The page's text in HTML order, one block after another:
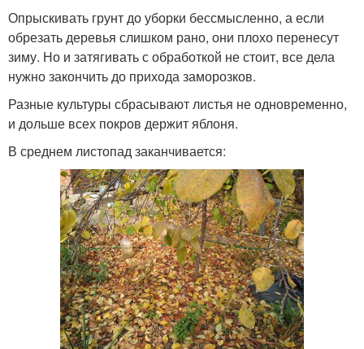
Опрыскивать грунт до уборки бессмысленно, а если
обрезать деревья слишком рано, они плохо перенесут
зиму. Но и затягивать с обработкой не стоит, все дела
нужно закончить до прихода заморозков.
Разные культуры сбрасывают листья не одновременно,
и дольше всех покров держит яблоня.
В среднем листопад заканчивается: